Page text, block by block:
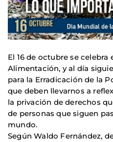
El 16 de octubre se celebra
Alimentación, y al día
para la Erradicación de la
que deben llevarnos a
la privación de derechos
de personas que siguen
mundo.
Según Waldo Fernández,